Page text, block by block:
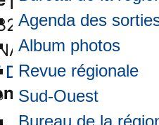
Agenda des
Album photos
Revue régionale
Sud-Ouest
Bureau de la
boulevard de la
RESPONSABLE
est un livre et